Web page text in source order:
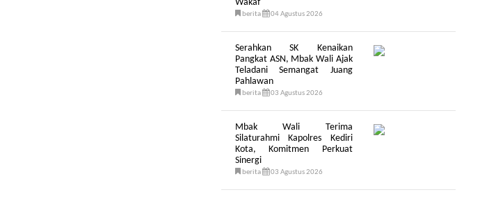
Wakaf
berita 04 Agustus 2026
Serahkan SK Kenaikan
Pangkat ASN, Mbak Wali Ajak
Teladani Semangat Juang
Pahlawan
berita 03 Agustus 2026
Mbak Wali Terima
Silaturahmi Kapolres Kediri
Kota, Komitmen Perkuat
Sinergi
berita 03 Agustus 2026